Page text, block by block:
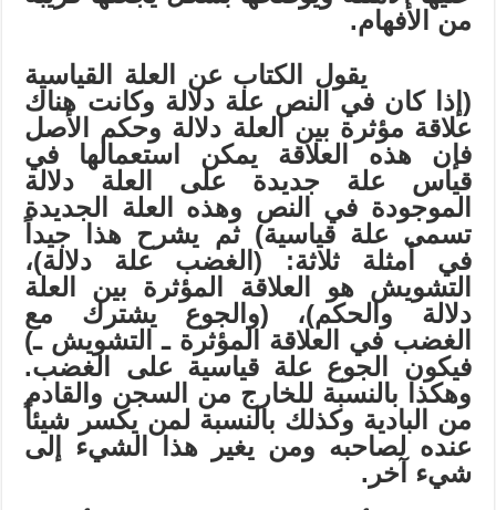
من الأفهام.
يقول الكتاب عن العلة القياسية
(إذا كان في النص علة دلالة وكانت هناك
علاقة مؤثرة بين العلة دلالة وحكم الأصل
فإن هذه العلاقة يمكن استعمالها في
قياس علة جديدة على العلة دلالة
الموجودة في النص وهذه العلة الجديدة
تسمى علة قياسية) ثم يشرح هذا جيداً
في أمثلة ثلاثة: (الغضب علة دلالة)،
التشويش هو العلاقة المؤثرة بين العلة
دلالة والحكم)، (والجوع يشترك مع
الغضب في العلاقة المؤثرةـالتشويشـ)
فيكون الجوع علة قياسية على الغضب.
وهكذا بالنسبة للخارج من السجن والقادم
من البادية وكذلك بالنسبة لمن يكسر شيئاً
عنده لصاحبه ومن يغير هذا الشيء إلى
شيء آخر.